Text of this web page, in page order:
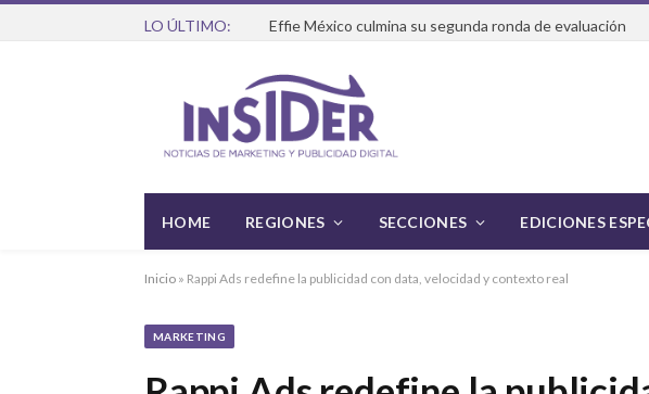
LO ÚLTIMO: Effie México culmina su segunda ronda de evaluación
HOME REGIONES SECCIONES EDICIONES
Inicio » Rappi Ads redefine la publicidad con data, velocidad y contexto real
MARKETING